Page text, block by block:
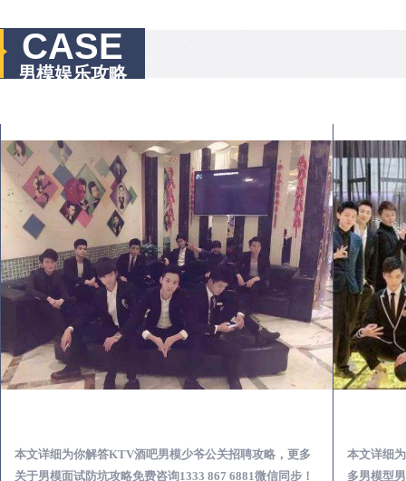
CASE
男模娱乐攻略
本文详细为你解答KTV酒吧男模少爷公关招聘攻略，更多
关于男模面试防坑攻略免费咨询1333 867 6881微信同步！
本文详细
多男模型